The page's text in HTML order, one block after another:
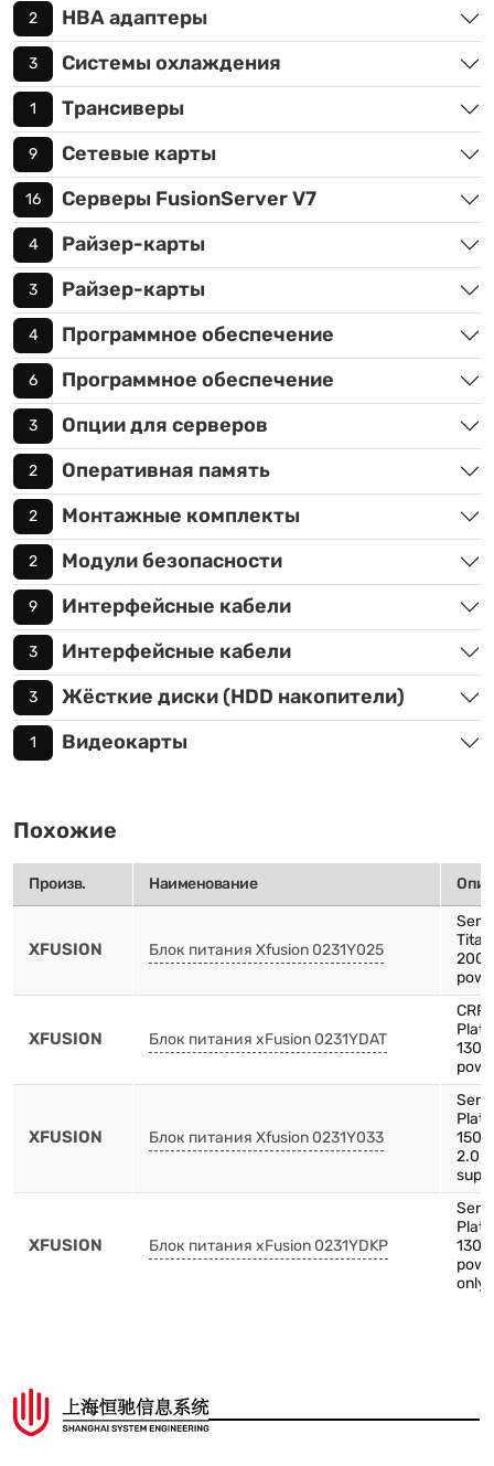
2 HBA адаптеры
3 Системы охлаждения
1 Трансиверы
9 Сетевые карты
16 Серверы FusionServer V7
4 Райзер-карты
3 Райзер-карты
4 Программное обеспечение
6 Программное обеспечение
3 Опции для серверов
2 Оперативная память
2 Монтажные комплекты
2 Модули безопасности
9 Интерфейсные кабели
3 Интерфейсные кабели
3 Жёсткие диски (HDD накопители)
1 Видеокарты
Похожие
Произв. Наименование
XFUSION Блок питания Xfusion 0231Y025
XFUSION Блок питания xFusion 0231YDAT
XFUSION Блок питания Xfusion 0231Y033
2.0
XFUSION Блок питания xFusion 0231YDKP
only